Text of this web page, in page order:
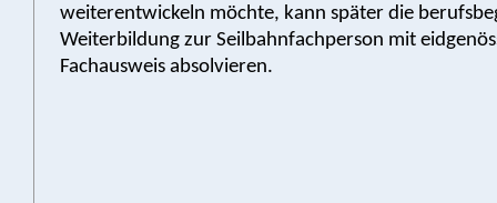
weiterentwickeln möchte, kann später die
Weiterbildung zur Seilbahnfachperson mit
Fachausweis absolvieren.